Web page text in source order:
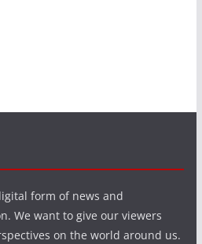
form of news and
We want to give our viewers
on the world around us.